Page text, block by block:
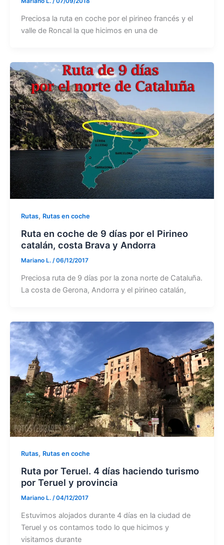
Preciosa la ruta en coche por el pirineo francés y el
valle de Roncal la que hicimos en una de
Rutas, Rutas en coche
Ruta en coche de 9 días por el Pirineo
catalán, costa Brava y Andorra
Mariano L. /06/12/2017
Preciosa ruta de 9 días por la zona norte de Cataluña.
La costa de Gerona, Andorra y el pirineo catalán,
Rutas, Rutas en coche
Ruta por Teruel. 4 días haciendo turismo
por Teruel y provincia
Mariano L. /04/12/2017
Estuvimos alojados durante 4 días en la ciudad de
Teruel y os contamos todo lo que hicimos y
visitamos durante